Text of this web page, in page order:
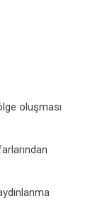
oluşması